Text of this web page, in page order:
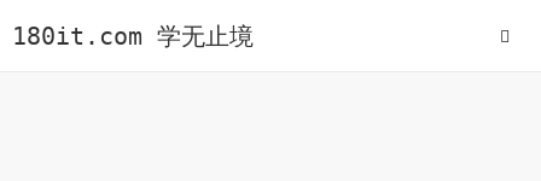
180it.com 学无止境